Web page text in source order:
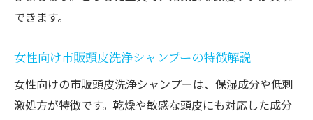
できます。
女性向け市販頭皮洗浄シャンプーの特徴解説
女性向けの市販頭皮洗浄シャンプーは、保湿成分や低刺
激処方が特徴です。乾燥や敏感な頭皮にも対応した成分